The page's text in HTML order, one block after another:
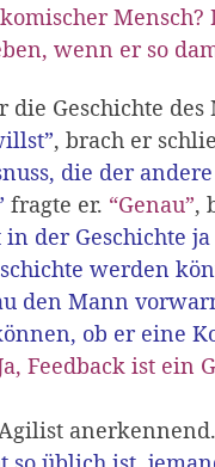
wenn er so
Geschichte
, brach er
die der
fragte er. “Genau”,
in der Geschichte
werden
den Mann
ob er eine
Feedback ist ein
anerkennend.